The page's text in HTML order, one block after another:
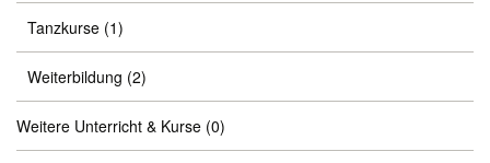
Tanzkurse (1)
Weiterbildung (2)
Weitere Unterricht & Kurse (0)